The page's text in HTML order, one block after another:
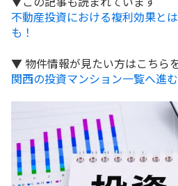
不動産投資における複利効果と
も！
▼ 物件情報が見たい方はこちら
関西の投資マンション一覧へ進む